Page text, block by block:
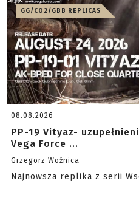
GG/CO2/GBB REPLICAS
08.08.2026
PP-19 Vityaz-
Vega Force ...
Grzegorz Woźnica
Najnowsza replika z serii